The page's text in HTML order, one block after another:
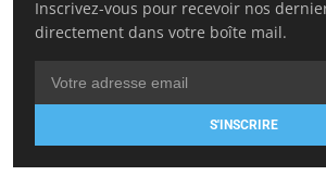
Inscrivez-vous pour recevoir nos
directement dans votre boîte mail.
S'INSCRIRE